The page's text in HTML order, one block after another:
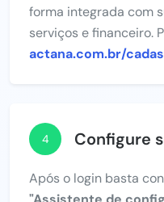
forma integrada com
serviços e financeiro.
actana.com.br/
4 Configure
Após o login basta